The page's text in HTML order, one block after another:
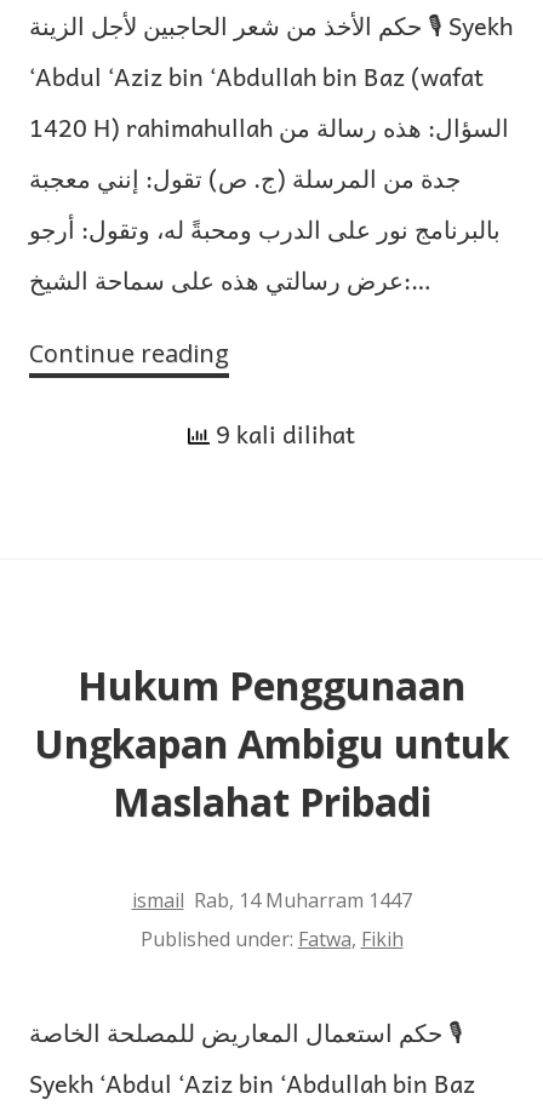
حكم الأخذ من شعر الحاجبين لأجل الزينة 🎙 Syekh
‘Abdul ‘Aziz bin ‘Abdullah bin Baz (wafat
1420 H) rahimahullah السؤال: هذه رسالة من
جدة من المرسلة (ج. ص) تقول: إنني معجبة
بالبرنامج نور على الدرب ومحبةً له، وتقول: أرجو
عرض رسالتي هذه على سماحة الشيخ:…
Continue reading
Sebagian
9 kali dilihat
Hukum Penggunaan
Ungkapan Ambigu untuk
Maslahat Pribadi
ismail Rab, 14 Muharram 1447
Published under: Fatwa, Fikih
حكم استعمال المعاريض للمصلحة الخاصة 🎙
Syekh ‘Abdul ‘Aziz bin ‘Abdullah bin Baz